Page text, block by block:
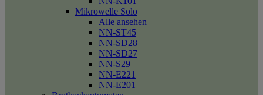
Mikrowelle Solo
Alle ansehen
NN-ST45
NN-SD28
NN-SD27
NN-S29
NN-E221
NN-E201